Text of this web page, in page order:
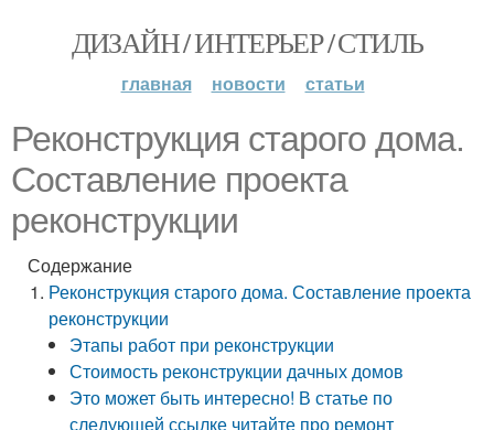
ДИЗАЙН / ИНТЕРЬЕР / СТИЛЬ
главная новости статьи
Реконструкция старого дома.
Составление проекта
реконструкции
Содержание
Реконструкция старого дома. Составление проекта
реконструкции
Этапы работ при реконструкции
Стоимость реконструкции дачных домов
Это может быть интересно! В статье по
следующей ссылке читайте про ремонт